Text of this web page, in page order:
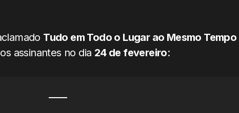
Tudo em Todo o Lugar ao Mesmo Tempo
assinantes no dia 24 de fevereiro: